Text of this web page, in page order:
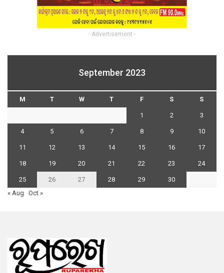
- Advertisement -
September 2023
M T W T F S S
1 2 3
4 5 6 7 8 9 10
11 12 13 14 15 16 17
18 19 20 21 22 23 24
25 26 27 28 29
30
« Aug
Oct »